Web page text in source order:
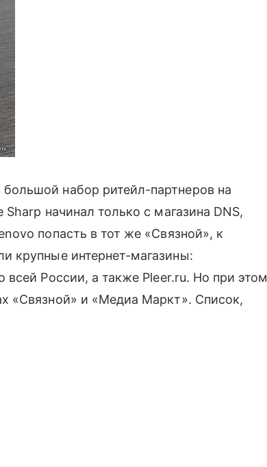
набор ритейл-партнеров на
начинал только с магазина DNS,
попасть в тот же «Связной», к
крупные интернет-магазины:
России, а также Pleer.ru. Но при этом
«Связной» и «Медиа Маркт». Список,